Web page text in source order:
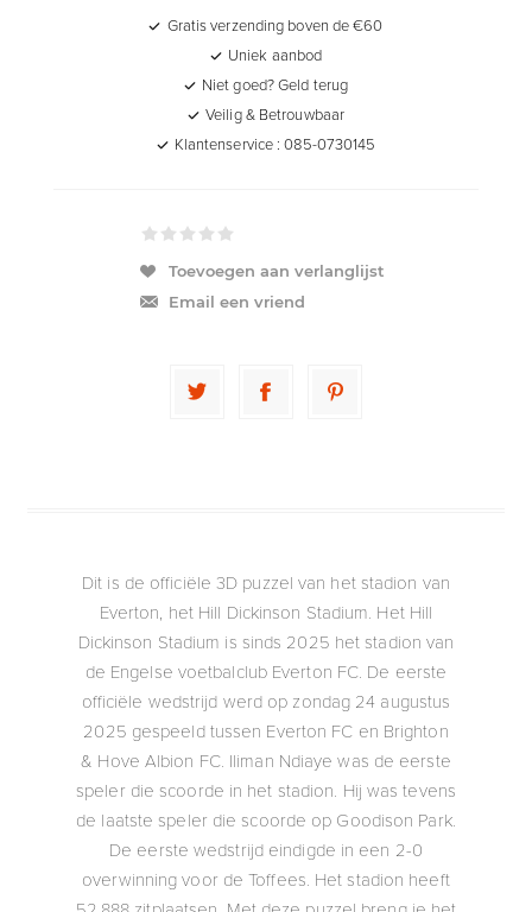
Gratis verzending boven de €60
Uniek aanbod
Niet goed? Geld terug
Veilig & Betrouwbaar
Klantenservice : 085-0730145
Toevoegen aan verlanglijst
Email een vriend
Dit is de officiële 3D puzzel van het stadion van
Everton, het Hill Dickinson Stadium. Het Hill
Dickinson Stadium is sinds 2025 het stadion van
de Engelse voetbalclub Everton FC. De eerste
officiële wedstrijd werd op zondag 24 augustus
2025 gespeeld tussen Everton FC en Brighton
& Hove Albion FC. Iliman Ndiaye was de eerste
speler die scoorde in het stadion. Hij was tevens
de laatste speler die scoorde op Goodison Park.
De eerste wedstrijd eindigde in een 2-0
overwinning voor de Toffees. Het stadion heeft